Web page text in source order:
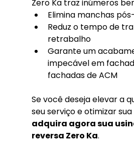
Zero Ka traz inúmeros
Elimina manchas
Reduz o tempo de
retrabalho
Garante um
impecável em
fachadas de ACM
Se você deseja elevar a
seu serviço e otimizar
adquira agora sua
reversa Zero Ka.